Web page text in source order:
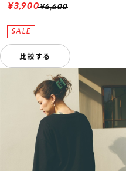
¥6,600
¥3,900
比較する